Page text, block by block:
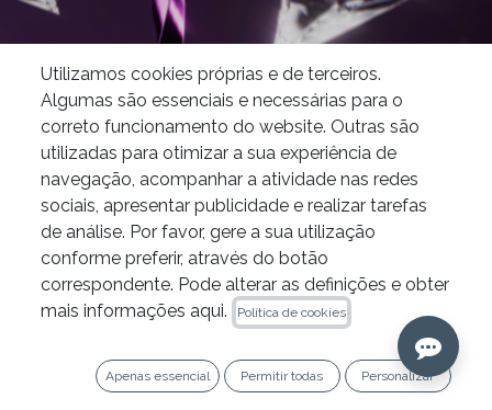
Endodontia Lançamento Mundial do BlueShaper Pro® no Congresso ESE 2023
Zarc, do IPG Dental Group, apresenta no
congresso o BlueShaper PRO®, a lima
revolucionária com dois tratamentos térmicos
numa só lima, graças à tecnologia Dual
Wire®. Não percas as nossas ofertas!
Helsínquia torna-se o epicentro mundial da
medicina dentária com a realização da 21.ª
edição do Congresso Bienal da Associação
Utilizamos cookies próprias e de terceiros.
Algumas são essenciais e necessárias para o
correto funcionamento do website. Outras são
utilizadas para otimizar a sua experiência de
navegação, acompanhar a atividade nas redes
sociais, apresentar publicidade e realizar tarefas
de análise. Por favor, gere a sua utilização
conforme preferir, através do botão
correspondente. Pode alterar as definições e obter
mais informações aqui.
Política de cookies
Apenas essencial Permitir todas Personalizar